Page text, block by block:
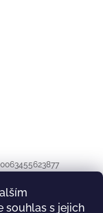
souhlas s jejich